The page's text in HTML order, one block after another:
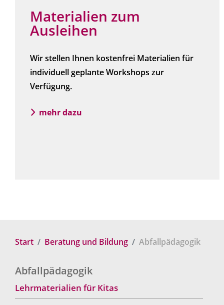
Start Beratung und Bildung Abfallpädagogik
Abfallpädagogik
Lehrmaterialien für Kitas
Materialien zum
Ausleihen
Wir stellen Ihnen kostenfrei Materialien für
individuell geplante Workshops zur
Verfügung.
mehr dazu